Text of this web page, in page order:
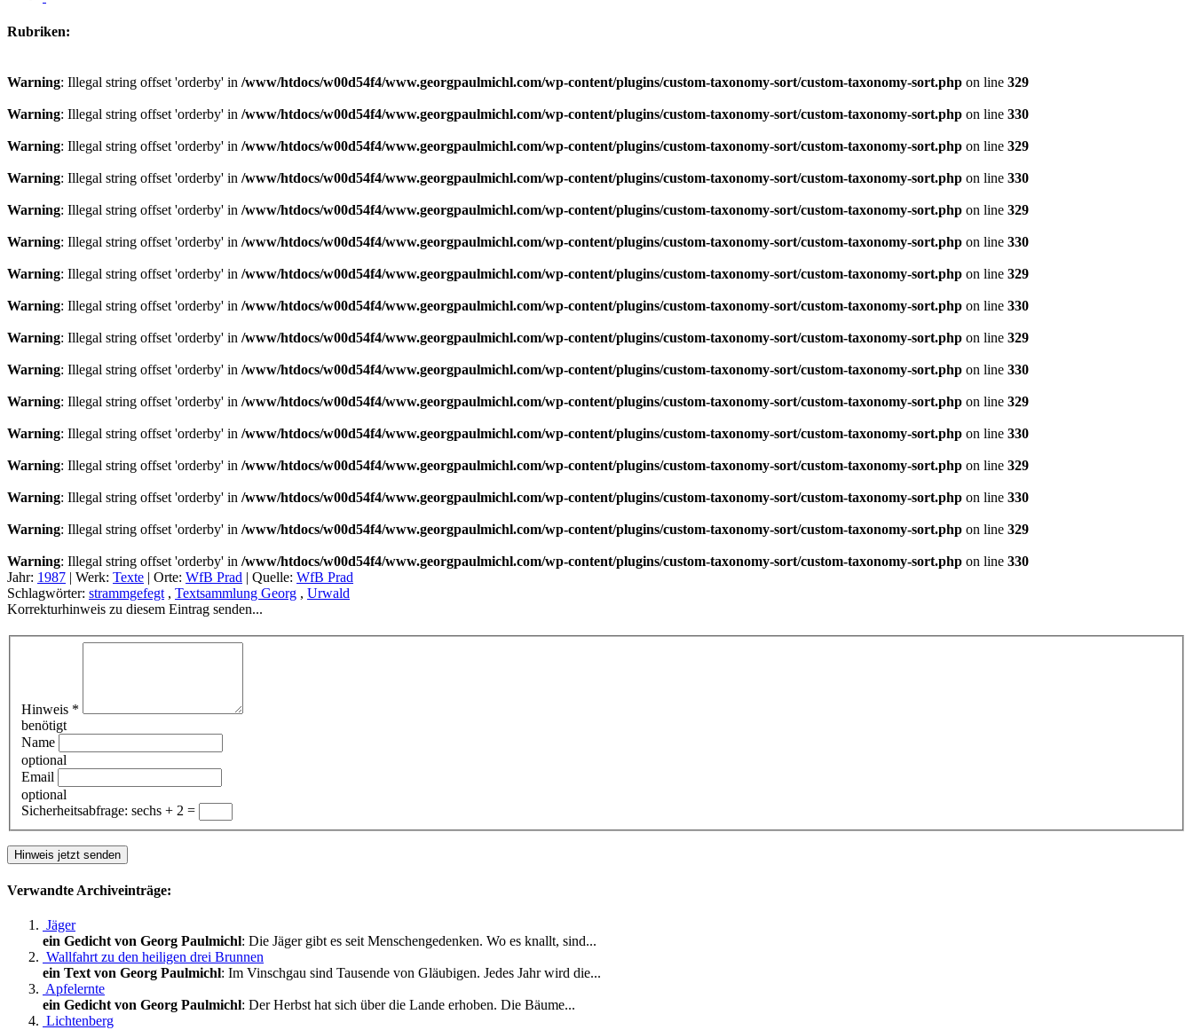
Rubriken:
Warning: Illegal string offset 'orderby' in /www/htdocs/w00d54f4/www.georgpaulmichl.com/wp-content/plugins/custom-taxonomy-sort/custom-taxonomy-sort.php on line 329
Warning: Illegal string offset 'orderby' in /www/htdocs/w00d54f4/www.georgpaulmichl.com/wp-content/plugins/custom-taxonomy-sort/custom-taxonomy-sort.php on line 330
Warning: Illegal string offset 'orderby' in /www/htdocs/w00d54f4/www.georgpaulmichl.com/wp-content/plugins/custom-taxonomy-sort/custom-taxonomy-sort.php on line 329
Warning: Illegal string offset 'orderby' in /www/htdocs/w00d54f4/www.georgpaulmichl.com/wp-content/plugins/custom-taxonomy-sort/custom-taxonomy-sort.php on line 330
Warning: Illegal string offset 'orderby' in /www/htdocs/w00d54f4/www.georgpaulmichl.com/wp-content/plugins/custom-taxonomy-sort/custom-taxonomy-sort.php on line 329
Warning: Illegal string offset 'orderby' in /www/htdocs/w00d54f4/www.georgpaulmichl.com/wp-content/plugins/custom-taxonomy-sort/custom-taxonomy-sort.php on line 330
Warning: Illegal string offset 'orderby' in /www/htdocs/w00d54f4/www.georgpaulmichl.com/wp-content/plugins/custom-taxonomy-sort/custom-taxonomy-sort.php on line 329
Warning: Illegal string offset 'orderby' in /www/htdocs/w00d54f4/www.georgpaulmichl.com/wp-content/plugins/custom-taxonomy-sort/custom-taxonomy-sort.php on line 330
Warning: Illegal string offset 'orderby' in /www/htdocs/w00d54f4/www.georgpaulmichl.com/wp-content/plugins/custom-taxonomy-sort/custom-taxonomy-sort.php on line 329
Warning: Illegal string offset 'orderby' in /www/htdocs/w00d54f4/www.georgpaulmichl.com/wp-content/plugins/custom-taxonomy-sort/custom-taxonomy-sort.php on line 330
Warning: Illegal string offset 'orderby' in /www/htdocs/w00d54f4/www.georgpaulmichl.com/wp-content/plugins/custom-taxonomy-sort/custom-taxonomy-sort.php on line 329
Warning: Illegal string offset 'orderby' in /www/htdocs/w00d54f4/www.georgpaulmichl.com/wp-content/plugins/custom-taxonomy-sort/custom-taxonomy-sort.php on line 330
Warning: Illegal string offset 'orderby' in /www/htdocs/w00d54f4/www.georgpaulmichl.com/wp-content/plugins/custom-taxonomy-sort/custom-taxonomy-sort.php on line 329
Warning: Illegal string offset 'orderby' in /www/htdocs/w00d54f4/www.georgpaulmichl.com/wp-content/plugins/custom-taxonomy-sort/custom-taxonomy-sort.php on line 330
Warning: Illegal string offset 'orderby' in /www/htdocs/w00d54f4/www.georgpaulmichl.com/wp-content/plugins/custom-taxonomy-sort/custom-taxonomy-sort.php on line 329
Warning: Illegal string offset 'orderby' in /www/htdocs/w00d54f4/www.georgpaulmichl.com/wp-content/plugins/custom-taxonomy-sort/custom-taxonomy-sort.php on line 330
Jahr: 1987 | Werk: Texte | Orte: WfB Prad | Quelle: WfB Prad
Schlagwörter: strammgefegt , Textsammlung Georg , Urwald
Korrekturhinweis zu diesem Eintrag senden...
Hinweis *
benötigt
Name
optional
Email
optional
Sicherheitsabfrage: sechs + 2 =
Verwandte Archiveinträge:
Jäger
ein Gedicht von Georg Paulmichl: Die Jäger gibt es seit Menschengedenken. Wo es knallt, sind...
Wallfahrt zu den heiligen drei Brunnen
ein Text von Georg Paulmichl: Im Vinschgau sind Tausende von Gläubigen. Jedes Jahr wird die...
Apfelernte
ein Gedicht von Georg Paulmichl: Der Herbst hat sich über die Lande erhoben. Die Bäume...
Lichtenberg